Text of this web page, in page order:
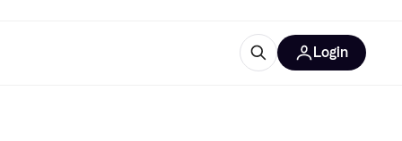
Login